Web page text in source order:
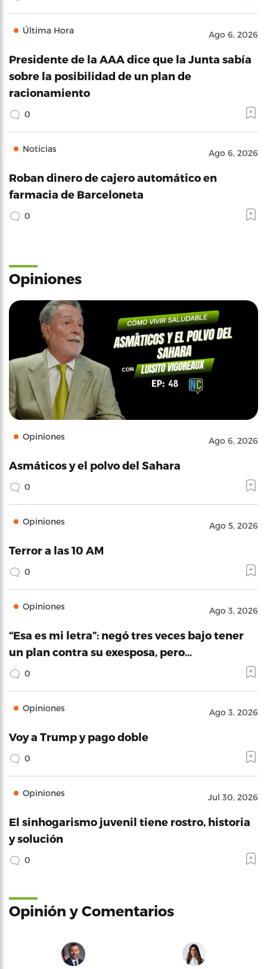
Última Hora Ago 6, 2026
Presidente de la AAA dice que la Junta sabía
sobre la posibilidad de un plan de
racionamiento
0
Noticias Ago 6, 2026
Roban dinero de cajero automático en
farmacia de Barceloneta
0
Opiniones
Opiniones Ago 6, 2026
Asmáticos y el polvo del Sahara
0
Opiniones Ago 5, 2026
Terror a las 10 AM
0
Opiniones Ago 3, 2026
“Esa es mi letra”: negó tres veces bajo tener
un plan contra su exesposa, pero…
0
Opiniones Ago 3, 2026
Voy a Trump y pago doble
0
Opiniones Jul 30, 2026
El sinhogarismo juvenil tiene rostro, historia
y solución
0
Opinión y Comentarios